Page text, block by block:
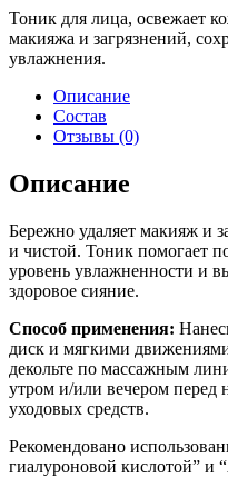
Тоник для лица, освежает
макияжа и загрязнений,
увлажнения.
Описание
Состав
Отзывы (0)
Описание
Бережно удаляет макияж и
и чистой. Тоник помогает
уровень увлажненности и
здоровое сияние.
Способ применения:
диск и мягкими
декольте по массажным
утром и/или вечером
уходовых средств.
Рекомендовано
гиалуроновой кислотой” и